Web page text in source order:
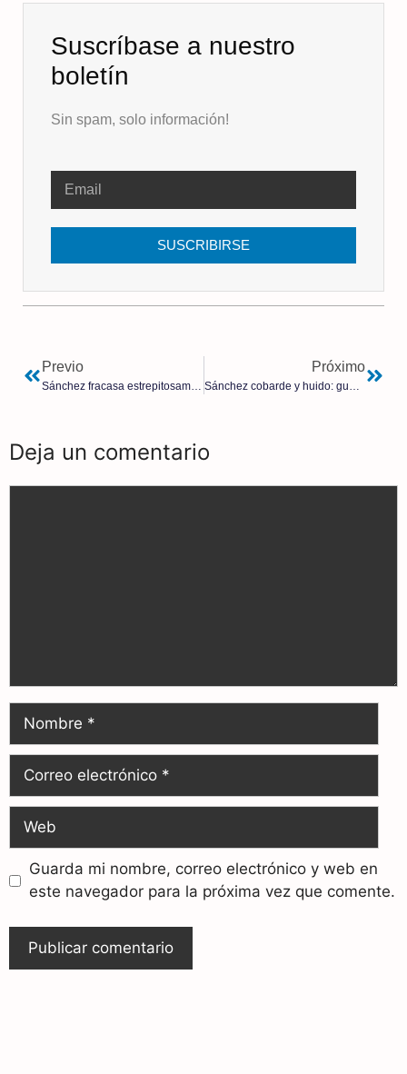
Suscríbase a nuestro
boletín
Sin spam, solo información!
SUSCRIBIRSE
Previo
Sánchez fracasa estrepitosamente con su concurso de videojuegos contra Franco: los jóvenes le dan la espalda
Próximo
Sánchez cobarde y huido: guarda silencio y huye del Congreso mientras se acumulan los casos de corrupción en su entorno
Deja un comentario
Guarda mi nombre, correo electrónico y web en
este navegador para la próxima vez que comente.